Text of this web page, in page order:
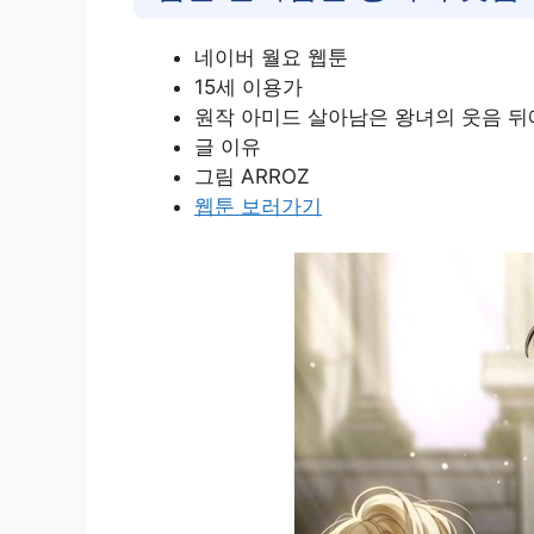
네이버 월요 웹툰
15세 이용가
원작 아미드 살아남은 왕녀의 웃음 뒤
글 이유
그림 ARROZ
웹툰 보러가기